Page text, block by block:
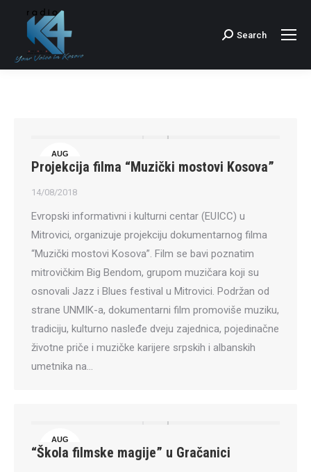
Search:
Search
AUG
14
Projekcija filma “Muzički mostovi Kosova”
14/08/2018
Evropski informativni i kulturni centar (EUICC) u
Mitrovici, organizuje projekciju dokumentarnog filma
“Muzički mostovi Kosova”. Film se bavi poznatim
mitrovičkim Big Bendom, grupom muzičara koji su
osnovali Jazz i Blues festival u Mitrovici. Podržan od
strane UNMIK-a, dokumentarni film promoviše muziku,
tradiciju, kulturno nasleđe dveju zajednica, pojedinačne
životne priče i muzičke karijere srpskih i albanskih
umetnika na…
AUG
14
“Škola filmske magije” u Gračanici